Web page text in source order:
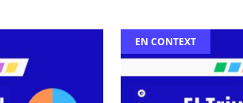
EN CONTEXT